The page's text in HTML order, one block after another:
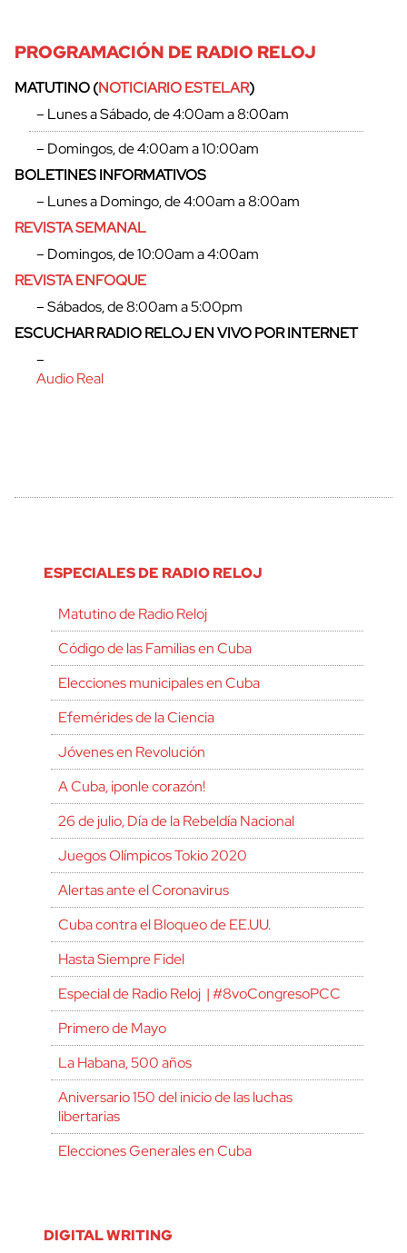
PROGRAMACIÓN DE RADIO RELOJ
MATUTINO (NOTICIARIO ESTELAR)
– Lunes a Sábado, de 4:00am a 8:00am
– Domingos, de 4:00am a 10:00am
BOLETINES INFORMATIVOS
– Lunes a Domingo, de 4:00am a 8:00am
REVISTA SEMANAL
– Domingos, de 10:00am a 4:00am
REVISTA ENFOQUE
– Sábados, de 8:00am a 5:00pm
ESCUCHAR RADIO RELOJ EN VIVO POR INTERNET
–
Audio Real
ESPECIALES DE RADIO RELOJ
Matutino de Radio Reloj
Código de las Familias en Cuba
Elecciones municipales en Cuba
Efemérides de la Ciencia
Jóvenes en Revolución
A Cuba, ¡ponle corazón!
26 de julio, Día de la Rebeldía Nacional
Juegos Olímpicos Tokio 2020
Alertas ante el Coronavirus
Cuba contra el Bloqueo de EE.UU.
Hasta Siempre Fidel
Especial de Radio Reloj | #8voCongresoPCC
Primero de Mayo
La Habana, 500 años
Aniversario 150 del inicio de las luchas
libertarias
Elecciones Generales en Cuba
DIGITAL WRITING